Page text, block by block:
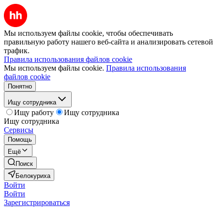
Мы используем файлы cookie, чтобы обеспечивать
правильную работу нашего веб-сайта и анализировать сетевой
трафик.
Правила использования файлов cookie
Мы используем файлы cookie. Правила использования
файлов cookie
Понятно
Ищу сотрудника
Ищу работу
Ищу сотрудника
Ищу сотрудника
Сервисы
Помощь
Ещё
Поиск
Белокуриха
Войти
Войти
Зарегистрироваться